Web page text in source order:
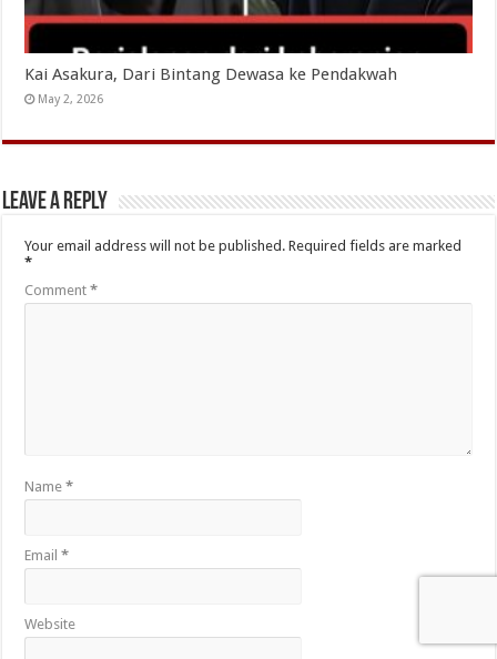
Kai Asakura, Dari Bintang Dewasa ke Pendakwah
May 2, 2026
Leave a Reply
Your email address will not be published. Required fields are marked
*
Comment*
Name*
Email*
Website